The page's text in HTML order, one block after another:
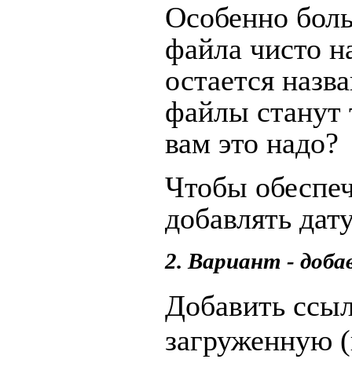
Особенно
файла чисто
остается
файлы станут
вам это надо?
Чтобы
добавлять
2. Вариант -
Добавить
загруженную